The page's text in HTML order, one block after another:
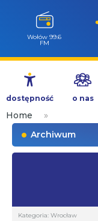
Przejdź
treści
Wołów 99.6
FM
dostępność o nas
Home
»
Archiwum
Kategoria: Wrocław